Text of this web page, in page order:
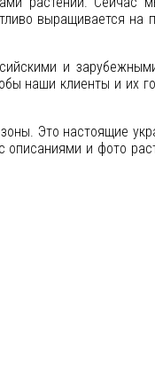
выращивается на
и
наши клиенты и их
Это настоящие
описаниями и фото